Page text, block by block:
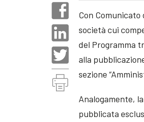
Con Comunicato
società cui
del Programma
alla
sezione
Analogamente,
pubblicata